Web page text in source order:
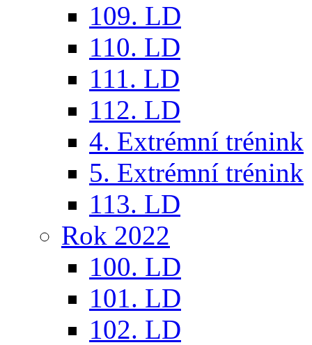
109. LD
110. LD
111. LD
112. LD
4. Extrémní trénink
5. Extrémní trénink
113. LD
Rok 2022
100. LD
101. LD
102. LD